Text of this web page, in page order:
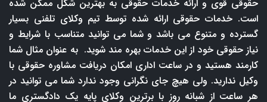
حقوقی قوی و ارائه خدمات حقوقی به بهترین شکل ممکن شده
است. خدمات حقوقی ارائه شده توسط تیم وکلای تلفنی بسیار
گسترده و متنوع می باشد و شما می توانید متناسب با شرایط و
نیاز حقوقی خود از این خدمات بهره مند شوید. به عنوان مثال شما
کارمند هستید و در ساعت اداری امکان دریافت مشاوره حقوقی با
وکیل ندارید. ولی هیچ جای نگرانی وجود ندارد شما می توانید در
هر ساعت از شبانه روز با برترین وکلای پایه یک دادگستری ما